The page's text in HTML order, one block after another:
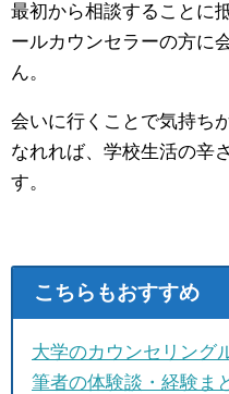
最初から相談することに
ールカウンセラーの方に
ん。
会いに行くことで気持ち
なれれば、学校生活の辛
す。
こちらもおすすめ
大学のカウンセリング
筆者の体験談・経験ま